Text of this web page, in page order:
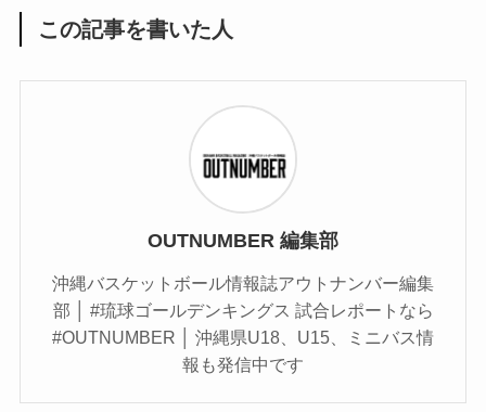
この記事を書いた人
OUTNUMBER 編集部
沖縄バスケットボール情報誌アウトナンバー編集
部 │ #琉球ゴールデンキングス 試合レポートなら
#OUTNUMBER │ 沖縄県U18、U15、ミニバス情
報も発信中です